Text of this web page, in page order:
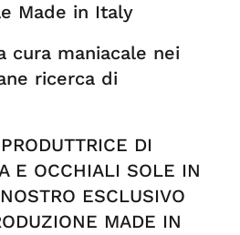
Made in Italy
cura maniacale nei
ricerca di
DI
E OCCHIALI SOLE IN
ESCLUSIVO
MADE IN